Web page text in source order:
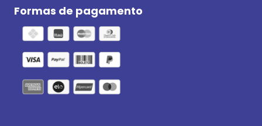
Formas de pagamento